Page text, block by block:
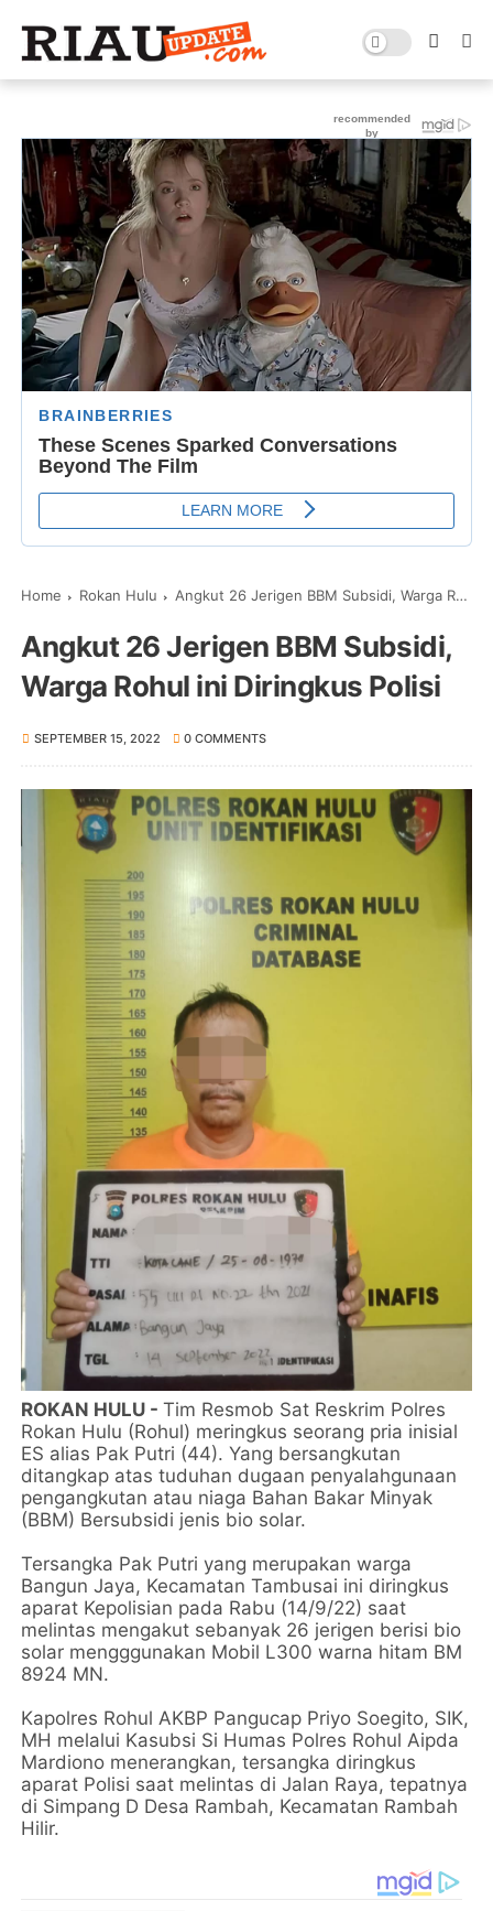
Home Rokan Hulu Angkut 26 Jerigen BBM Subsidi, Warga Rohul ini Diringkus Polisi
Angkut 26 Jerigen BBM Subsidi,
Warga Rohul ini Diringkus Polisi
SEPTEMBER 15, 2022 0 COMMENTS
ROKAN HULU -Tim Resmob Sat Reskrim Polres
Rokan Hulu (Rohul) meringkus seorang pria inisial
ES alias Pak Putri (44). Yang bersangkutan
ditangkap atas tuduhan dugaan penyalahgunaan
pengangkutan atau niaga Bahan Bakar Minyak
(BBM) Bersubsidi jenis bio solar.
Tersangka Pak Putri yang merupakan warga
Bangun Jaya, Kecamatan Tambusai ini diringkus
aparat Kepolisian pada Rabu (14/9/22) saat
melintas mengakut sebanyak 26 jerigen berisi bio
solar mengggunakan Mobil L300 warna hitam BM
8924 MN.
Kapolres Rohul AKBP Pangucap Priyo Soegito, SIK,
MH melalui Kasubsi Si Humas Polres Rohul Aipda
Mardiono menerangkan, tersangka diringkus
aparat Polisi saat melintas di Jalan Raya, tepatnya
di Simpang D Desa Rambah, Kecamatan Rambah
Hilir.